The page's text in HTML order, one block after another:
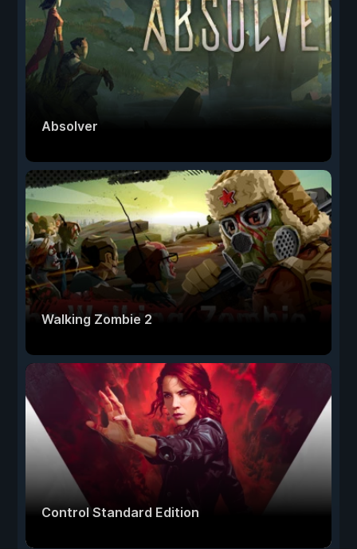
Absolver
Walking Zombie 2
Control Standard Edition